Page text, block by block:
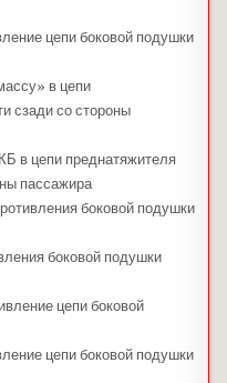
цепи боковой подушки
в цепи
сзади со стороны
в цепи преднатяжителя
пассажира
боковой подушки
боковой подушки
цепи боковой
цепи боковой подушки